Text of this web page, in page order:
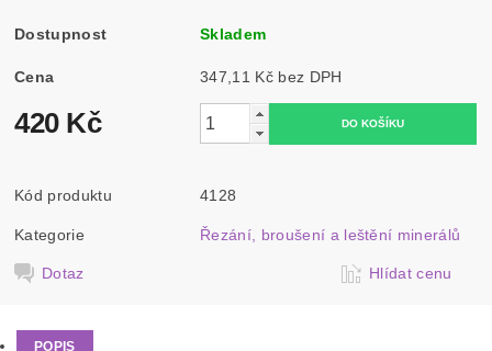
Dostupnost Skladem
Cena 347,11 Kč bez DPH
420 Kč
Kód produktu 4128
Kategorie Řezání, broušení a leštění minerálů
Dotaz Hlídat cenu
POPIS